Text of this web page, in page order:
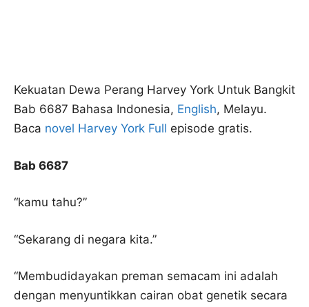
Kekuatan Dewa Perang Harvey York Untuk Bangkit
Bab 6687 Bahasa Indonesia, English, Melayu.
Baca novel Harvey York Full episode gratis.
Bab 6687
“kamu tahu?”
“Sekarang di negara kita.”
“Membudidayakan preman semacam ini adalah
dengan menyuntikkan cairan obat genetik secara